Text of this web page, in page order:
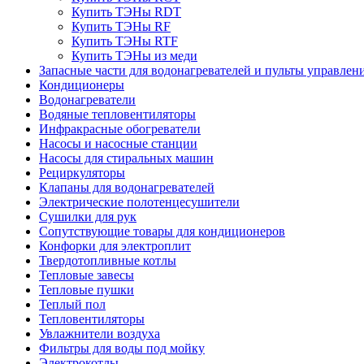
Купить ТЭНы RDT
Купить ТЭНы RF
Купить ТЭНы RTF
Купить ТЭНы из меди
Запасные части для водонагревателей и пульты
Кондиционеры
Водонагреватели
Водяные тепловентиляторы
Инфракрасные обогреватели
Насосы и насосные станции
Насосы для стиральных машин
Рециркуляторы
Клапаны для водонагревателей
Электрические полотенцесушители
Сушилки для рук
Сопутствующие товары для кондиционеров
Конфорки для электроплит
Твердотопливные котлы
Тепловые завесы
Тепловые пушки
Теплый пол
Тепловентиляторы
Увлажнители воздуха
Фильтры для воды под мойку